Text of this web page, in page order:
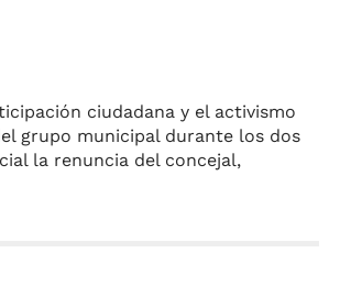
ciudadana y el activismo
grupo municipal durante los dos
la renuncia del concejal,